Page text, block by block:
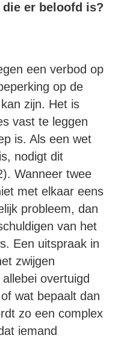
er beloofd is?
een verbod op
op de
zijn. Het is
vast te leggen
is. Als een wet
nodigt dit
Wanneer twee
met elkaar eens
probleem, dan
van het
Een uitspraak in
zwijgen
overtuigd
wat bepaalt dan
zo een complex
iemand